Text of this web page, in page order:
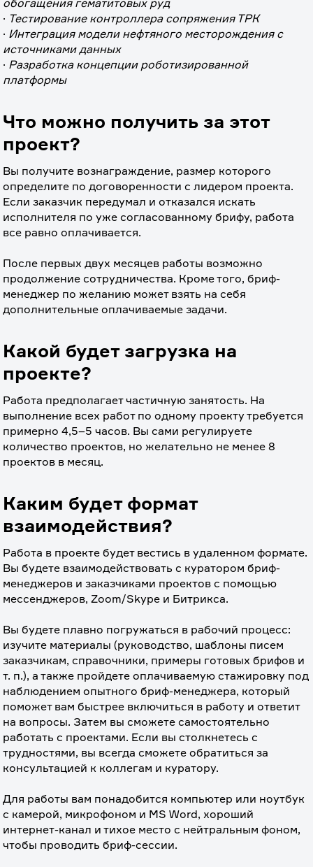
обогащения гематитовых руд
· Тестирование контроллера сопряжения ТРК
· Интеграция модели нефтяного месторождения с
источниками данных
· Разработка концепции роботизированной
платформы
Что можно получить за этот
проект?
Вы получите вознаграждение, размер которого
определите по договоренности с лидером проекта.
Если заказчик передумал и отказался искать
исполнителя по уже согласованному брифу, работа
все равно оплачивается.
После первых двух месяцев работы возможно
продолжение сотрудничества. Кроме того, бриф-
менеджер по желанию может взять на себя
дополнительные оплачиваемые задачи.
Какой будет загрузка на
проекте?
Работа предполагает частичную занятость. На
выполнение всех работ по одному проекту требуется
примерно 4,5–5 часов. Вы сами регулируете
количество проектов, но желательно не менее 8
проектов в месяц.
Каким будет формат
взаимодействия?
Работа в проекте будет вестись в удаленном формате.
Вы будете взаимодействовать с куратором бриф-
менеджеров и заказчиками проектов с помощью
мессенджеров, Zoom/Skype и Битрикса.
Вы будете плавно погружаться в рабочий процесс:
изучите материалы (руководство, шаблоны писем
заказчикам, справочники, примеры готовых брифов и
т. п.), а также пройдете оплачиваемую стажировку под
наблюдением опытного бриф-менеджера, который
поможет вам быстрее включиться в работу и ответит
на вопросы. Затем вы сможете самостоятельно
работать с проектами. Если вы столкнетесь с
трудностями, вы всегда сможете обратиться за
консультацией к коллегам и куратору.
Для работы вам понадобится компьютер или ноутбук
с камерой, микрофоном и MS Word, хороший
интернет-канал и тихое место с нейтральным фоном,
чтобы проводить бриф-сессии.